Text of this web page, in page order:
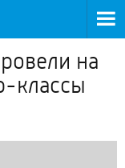
на
классы